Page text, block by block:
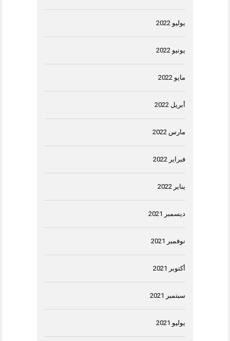
يوليو 2022
يونيو 2022
مايو 2022
أبريل 2022
مارس 2022
فبراير 2022
يناير 2022
ديسمبر 2021
نوفمبر 2021
أكتوبر 2021
سبتمبر 2021
يوليو 2021